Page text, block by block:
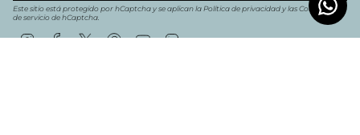
Este sitio está protegido por hCaptcha y se aplican laPolítica de privacidady lasCondiciones
de serviciode hCaptcha.
InstagramFacebook
TwitterPinterestYouTubeLinkedin